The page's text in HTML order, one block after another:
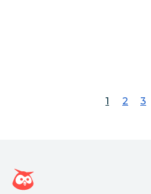
1page 1
2 3
Page d'accueil Hootsuite